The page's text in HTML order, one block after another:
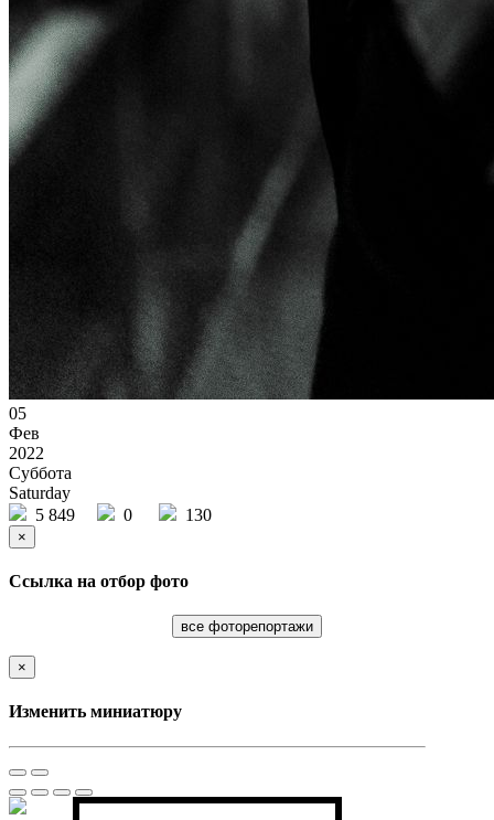
05
Фев
2022
Суббота
Saturday
5 849
0 130
×
Ссылка на отбор фото
все фоторепортажи
×
Изменить миниатюру